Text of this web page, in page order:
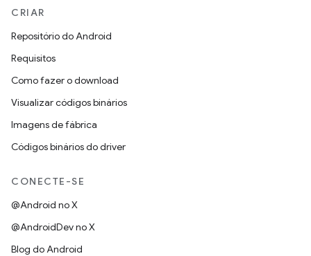
CRIAR
Repositório do Android
Requisitos
Como fazer o download
Visualizar códigos binários
Imagens de fábrica
Códigos binários do driver
CONECTE-SE
@Android no X
@AndroidDev no X
Blog do Android